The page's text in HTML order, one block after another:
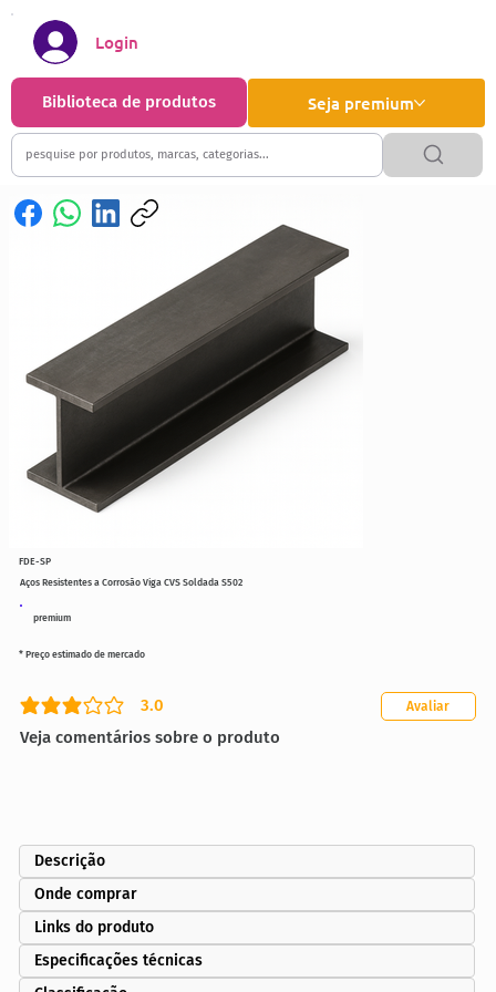
Seja premium
Biblioteca de produtos
Login
premium
Aços Resistentes a Corrosão Viga CVS Soldada S502
3.0
classificação média é 3 de 5
Veja comentários sobre o produto
Avaliar
* Preço estimado de mercado
FDE-SP
Descrição
Onde comprar
Links do produto
Especificações técnicas